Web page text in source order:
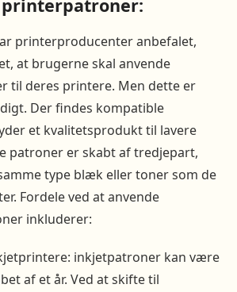
printerproducenter anbefalet,
at brugerne skal anvende
til deres printere. Men dette er
Der findes kompatible
et kvalitetsprodukt til lavere
patroner er skabt af tredjepart,
type blæk eller toner som de
Fordele ved at anvende
inkluderer:
inkjetpatroner kan være
af et år. Ved at skifte til